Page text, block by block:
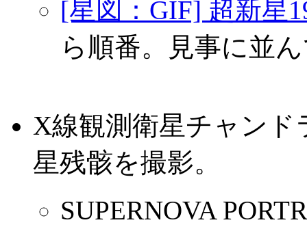
[星図：GIF] 超新星
ら順番。見事に並
X線観測衛星チャンド
星残骸を撮影。
SUPERNOVA